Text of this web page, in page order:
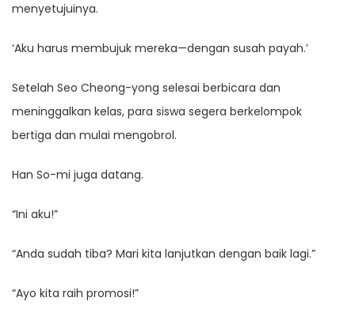
menyetujuinya.
‘Aku harus membujuk mereka—dengan susah payah.’
Setelah Seo Cheong-yong selesai berbicara dan
meninggalkan kelas, para siswa segera berkelompok
bertiga dan mulai mengobrol.
Han So-mi juga datang.
“Ini aku!”
“Anda sudah tiba? Mari kita lanjutkan dengan baik lagi.”
“Ayo kita raih promosi!”